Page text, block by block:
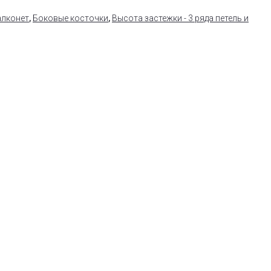
, Боковые косточки, Высота застежки - 3 ряда петель и